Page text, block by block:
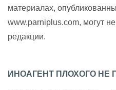
материалах,
www.parniplus.com, могут
редакции.
ИНОАГЕНТ ПЛОХОГО НЕ